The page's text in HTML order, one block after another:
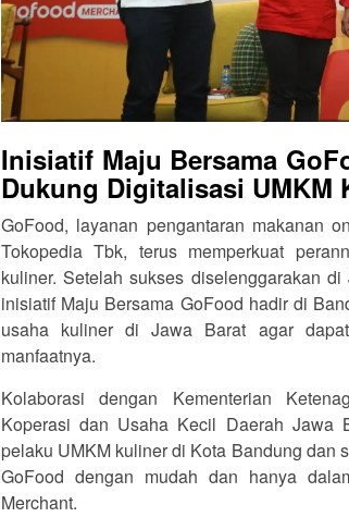
Inisiatif Maju Bersama
Dukung Digitalisasi UMKM
GoFood, layanan pengantaran makanan
Tokopedia Tbk, terus memperkuat
kuliner. Setelah sukses diselenggarakan
inisiatif Maju Bersama GoFood hadir di
usaha kuliner di Jawa Barat agar
manfaatnya.
Kolaborasi dengan Kementerian
Koperasi dan Usaha Kecil Daerah Jawa
pelaku UMKM kuliner di Kota Bandung dan
GoFood dengan mudah dan hanya
Merchant.